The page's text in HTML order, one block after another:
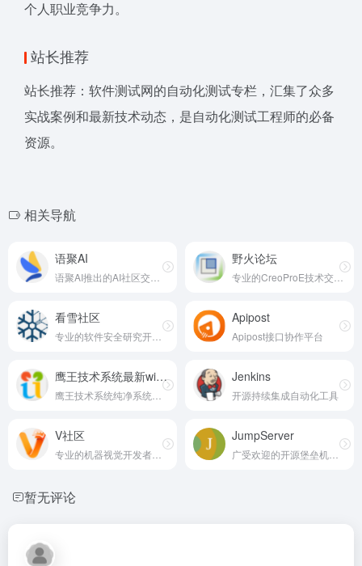
个人职业竞争力。
站长推荐
站长推荐：软件测试网的自动化测试专栏，汇集了众多
实战案例和最新技术动态，是自动化测试工程师的必备
资源。
相关导航
语聚AI 野火论坛
看雪社区 Apipost
Apipost接口协作平台
鹰王技术系统最新win7纯净系统 Jenkins
开源持续集成自动化工具
V社区 JumpServer
暂无评论